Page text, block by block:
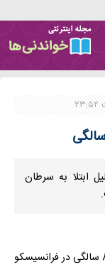
ابتلا به سرطان
پرویز نوری، منتقد پیشکسوت سینمای ایران، در 87 سالگی در فرانسیسکو